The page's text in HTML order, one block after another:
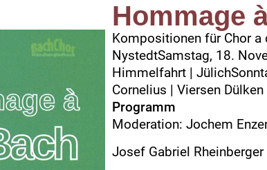
Hommage
Kompositionen für Chor a
NystedtSamstag, 18.
Himmelfahrt |
Cornelius | Viersen Dülken
Programm
Moderation: Jochem
Josef Gabriel